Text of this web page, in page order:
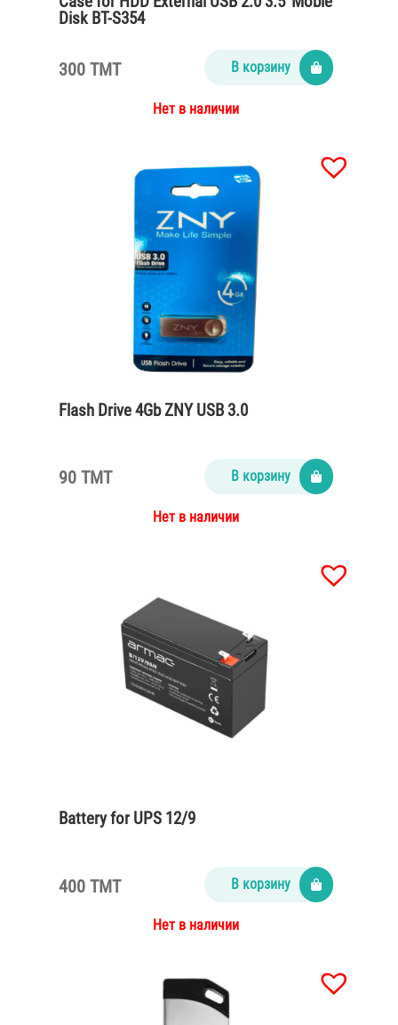
Disk BT-S354
300 TMT В корзину
Нет в наличии
Flash Drive 4Gb ZNY USB 3.0
90 TMT В корзину
Нет в наличии
Battery for UPS 12/9
400 TMT В корзину
Нет в наличии